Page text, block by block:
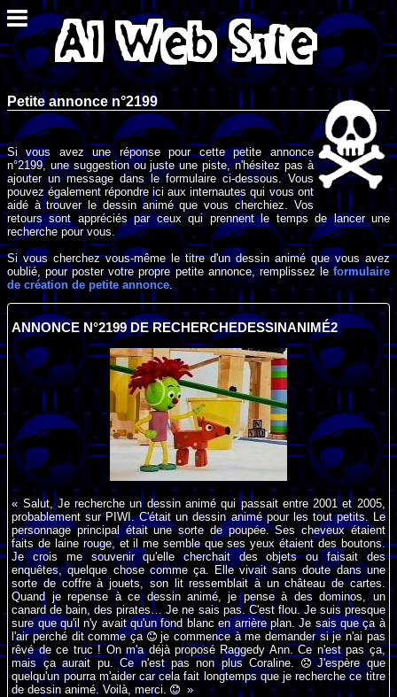
Petite annonce n°2199
Si vous avez une réponse pour cette petite annonce
n°2199, une suggestion ou juste une piste, n'hésitez pas à
ajouter un message dans le formulaire ci-dessous. Vous
pouvez également répondre ici aux internautes qui vous ont
aidé à trouver le dessin animé que vous cherchiez. Vos
retours sont appréciés par ceux qui prennent le temps de lancer une
recherche pour vous.
Si vous cherchez vous-même le titre d'un dessin animé que vous avez
oublié, pour poster votre propre petite annonce, remplissez leformulaire
de création de petite annonce .
ANNONCE N°2199 DE RECHERCHEDESSINANIMÉ2
« Salut, Je recherche un dessin animé qui passait entre 2001 et 2005,
probablement sur PIWI. C'était un dessin animé pour les tout petits. Le
personnage principal était une sorte de poupée. Ses cheveux étaient
faits de laine rouge, et il me semble que ses yeux étaient des boutons.
Je crois me souvenir qu'elle cherchait des objets ou faisait des
enquêtes, quelque chose comme ça. Elle vivait sans doute dans une
sorte de coffre à jouets, son lit ressemblait à un château de cartes.
Quand je repense à ce dessin animé, je pense à des dominos, un
canard de bain, des pirates… Je ne sais pas. C'est flou. Je suis presque
sure que qu'il n'y avait qu'un fond blanc en arrière plan. Je sais que ça à
l'air perché dit comme ça
je commence à me demander si je n'ai pas
rêvé de ce truc ! On m'a déjà proposé Raggedy Ann. Ce n'est pas ça,
mais ça aurait pu. Ce n'est pas non plus Coraline.
J'espère que
quelqu'un pourra m'aider car cela fait longtemps que je recherche ce titre
de dessin animé. Voilà, merci.
»